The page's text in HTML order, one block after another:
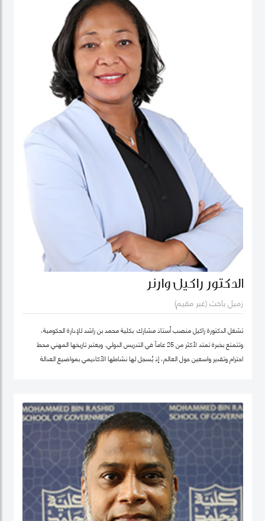
الدكتور راكيل وارنر
زميل باحث (غير مقيم)
تشغل الدكتورة راكيل منصب أستاذ مشارك بكلية محمد بن راشد للإدارة الحكومية،
وتتمتع بخبرة تمتد لأكثر من 25 عاماً في التدريس الدولي. ويعتبر تاريخها المهني محط
احترام وتقدير واسعين حول العالم، إذ يُسجل لها نشاطها الأكاديمي بمواضيع العدالة
مساعدة تعليمية.